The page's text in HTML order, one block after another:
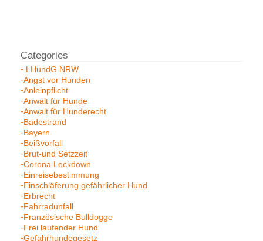
LHundG NRW
Angst vor Hunden
Anleinpflicht
Anwalt für Hunde
Anwalt für Hunderecht
Badestrand
Bayern
Beißvorfall
Brut-und Setzzeit
Corona Lockdown
Einreisebestimmung
Einschläferung gefährlicher Hund
Erbrecht
Fahrradunfall
Französische Bulldogge
Frei laufender Hund
Gefahrhundegesetz